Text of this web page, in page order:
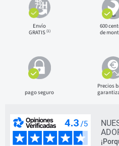
Envío
GRATIS(1)
600
de
pago seguro
Precios